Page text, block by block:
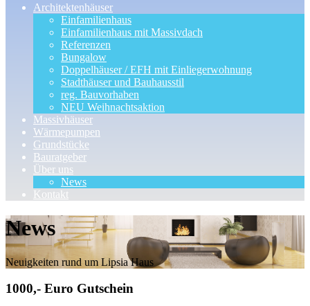
Architektenhäuser
Einfamilienhaus
Einfamilienhaus mit Massivdach
Referenzen
Bungalow
Doppelhäuser / EFH mit Einliegerwohnung
Stadthäuser und Bauhausstil
reg. Bauvorhaben
NEU Weihnachtsaktion
Massivhäuser
Wärmepumpen
Grundstücke
Bauratgeber
Über uns
News
Kontakt
News
Neuigkeiten rund um Lipsia Haus
1000,- Euro Gutschein